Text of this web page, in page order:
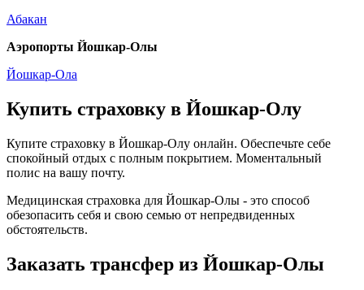
Абакан
Аэропорты Йошкар-Олы
Йошкар-Ола
Купить страховку в Йошкар-Олу
Купите страховку в Йошкар-Олу онлайн. Обеспечьте себе
спокойный отдых с полным покрытием. Моментальный
полис на вашу почту.
Медицинская страховка для Йошкар-Олы - это способ
обезопасить себя и свою семью от непредвиденных
обстоятельств.
Заказать трансфер из Йошкар-Олы